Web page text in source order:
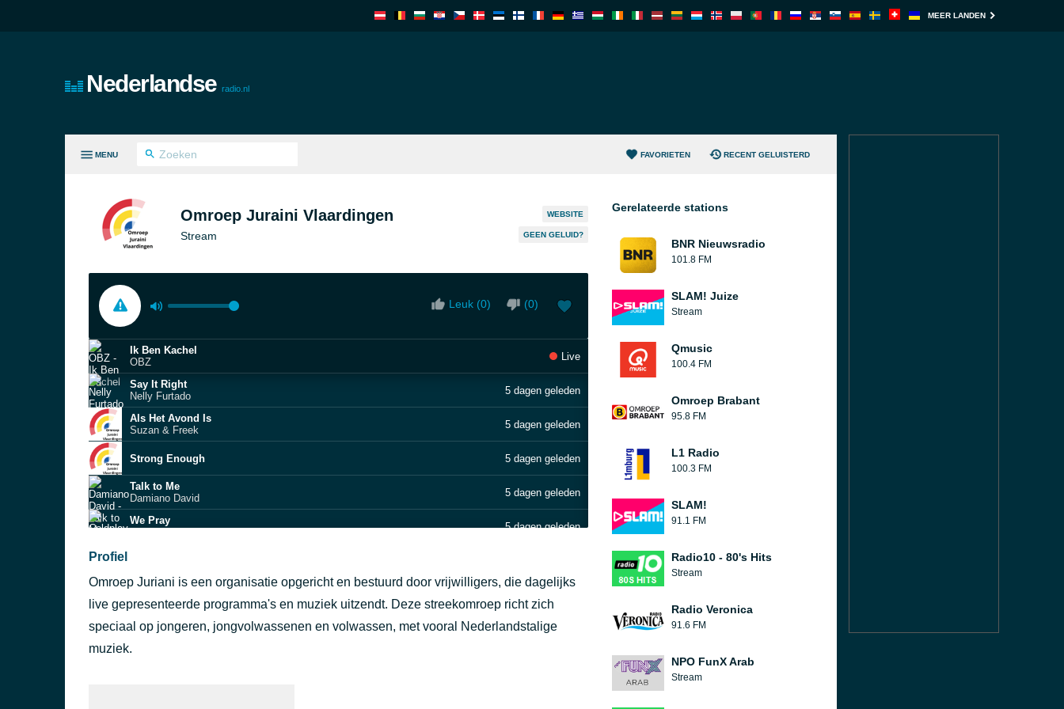
MEER LANDEN
Nederlandse radio.nl
MENU FAVORIETEN RECENT GELUISTERD
Omroep Juraini Vlaardingen
Stream
WEBSITE
GEEN GELUID?
Leuk (0) (0)
Ik Ben Kachel
OBZ
Live
Say It Right
Nelly Furtado
5 dagen geleden
Als Het Avond Is
Suzan & Freek
5 dagen geleden
Strong Enough 5 dagen geleden
Talk to Me
Damiano David
5 dagen geleden
We Pray
5 dagen geleden
Dit is liefde
Dennie Christian
Mij Niet Eens Gezien 5 dagen geleden
Ik Wil Met Je Dansen (Officiële Videoclip)
Profiel
Omroep Juriani is een organisatie opgericht en bestuurd door vrijwilligers, die dagelijks
live gepresenteerde programma's en muziek uitzendt. Deze streekomroep richt zich
speciaal op jongeren, jongvolwassenen en volwassen, met vooral Nederlandstalige
muziek.
Gerelateerde stations
BNR Nieuwsradio
101.8 FM
SLAM! Juize
Stream
Qmusic
100.4 FM
Omroep Brabant
95.8 FM
L1 Radio
100.3 FM
SLAM!
91.1 FM
Radio10 - 80's Hits
Stream
Radio Veronica
91.6 FM
NPO FunX Arab
Stream